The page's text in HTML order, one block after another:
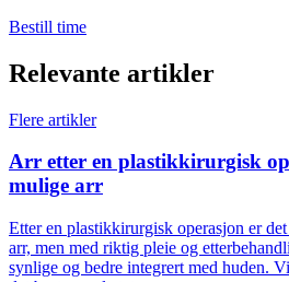
Bestill time
Relevante artikler
Flere artikler
Arr etter en plastikkirurgisk
mulige arr
Etter en plastikkirurgisk operasjon er
arr, men med riktig pleie og
synlige og bedre integrert med huden.